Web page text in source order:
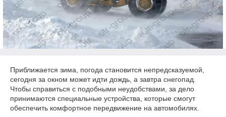
Приближается зима, погода становится непредсказуемой,
сегодня за окном может идти дождь, а завтра снегопад.
Чтобы справиться с подобными неудобствами, за дело
принимаются специальные устройства, которые смогут
обеспечить комфортное передвижение на автомобилях.